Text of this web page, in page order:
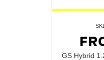
GS Hybrid